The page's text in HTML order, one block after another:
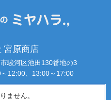
宮原商店
駿河区池田130番地の3
12:00、13:00～17:00
ません。